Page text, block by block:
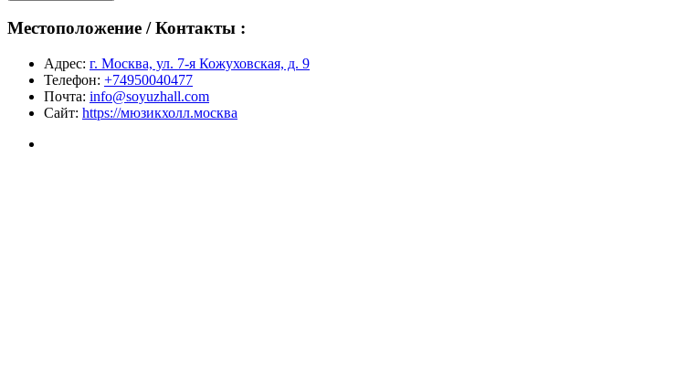
Местоположение / Контакты :
Адрес: г. Москва, ул. 7-я Кожуховская, д. 9
Телефон: +74950040477
Почта: info@soyuzhall.com
Сайт: https://мюзикхолл.москва